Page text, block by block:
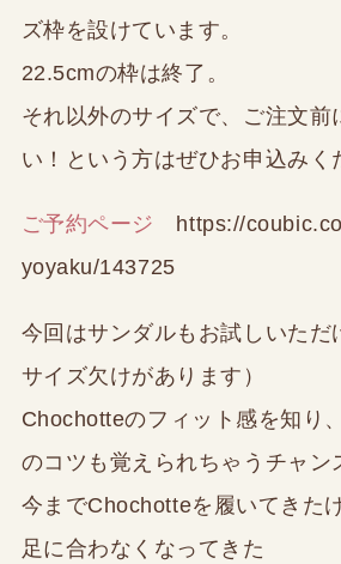
ズ枠を設けています。
22.5cmの枠は終了。
それ以外のサイズで、ご注文前
い！という方はぜひお申込みく
ご予約ページ https://
yoyaku/143725
今回はサンダルもお試しいただ
サイズ欠けがあります）
Chochotteのフィット感を知り
のコツも覚えられちゃうチャン
今までChochotteを履いてきた
足に合わなくなってきた